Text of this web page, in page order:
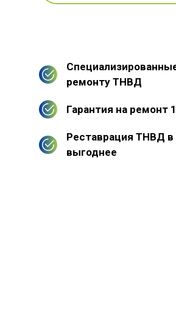
ремонту ТНВД
Гарантия на ремонт
Реставрация ТНВД в
выгоднее